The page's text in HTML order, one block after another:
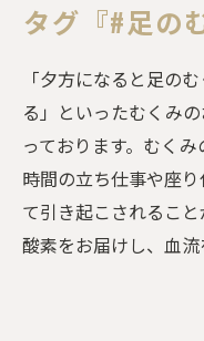
タグ『#足の
「夕方になると足の
る」といったむくみ
っております。むく
時間の立ち仕事や座
て引き起こされるこ
酸素をお届けし、血流